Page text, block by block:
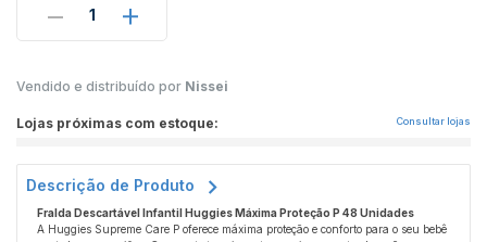
1
Vendido e distribuído por Nissei
Lojas próximas com estoque: Consultar lojas
Descrição de Produto
Fralda Descartável Infantil Huggies Máxima Proteção P 48 Unidades
A Huggies Supreme Care P oferece máxima proteção e conforto para o seu bebê